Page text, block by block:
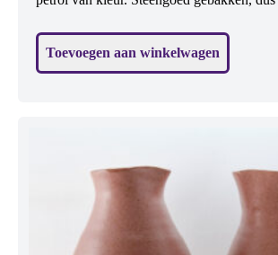
water, melk, wijn. Maar er kan ook een klein boeketje in.
Toevoegen aan winkelwagen